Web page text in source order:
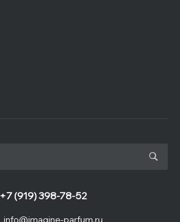
info@imagine-parfum.ru
+7 (919) 398-78-52